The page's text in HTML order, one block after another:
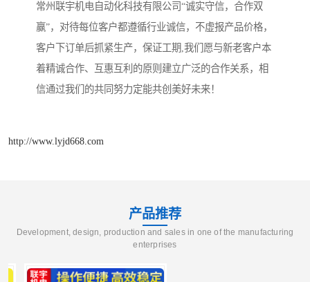
常州联宇机电自动化科技有限公司“诚实守信，合作双
赢”，对待每位客户都遵循行业诚信，不虚报产品价格，
客户下订单后抓紧生产，保证工期,我们愿与新老客户本
着精诚合作、互惠互利的原则建立广泛的合作关系，相
信通过我们的共同努力定能共创美好未来！
http://www.lyjd668.com
产品推荐
Development, design, production and sales in one of the manufacturing
enterprises